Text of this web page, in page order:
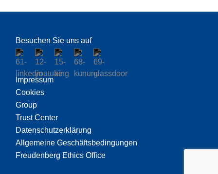
Besuchen Sie uns auf
Impressum
Cookies
Group
Trust Center
Datenschutzerklärung
Allgemeine Geschäftsbedingungen
Freudenberg Ethics Office